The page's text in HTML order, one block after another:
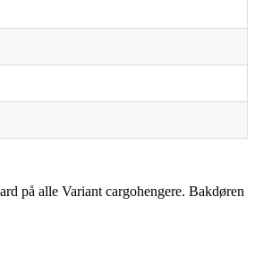
på alle Variant cargohengere. Bakdøren